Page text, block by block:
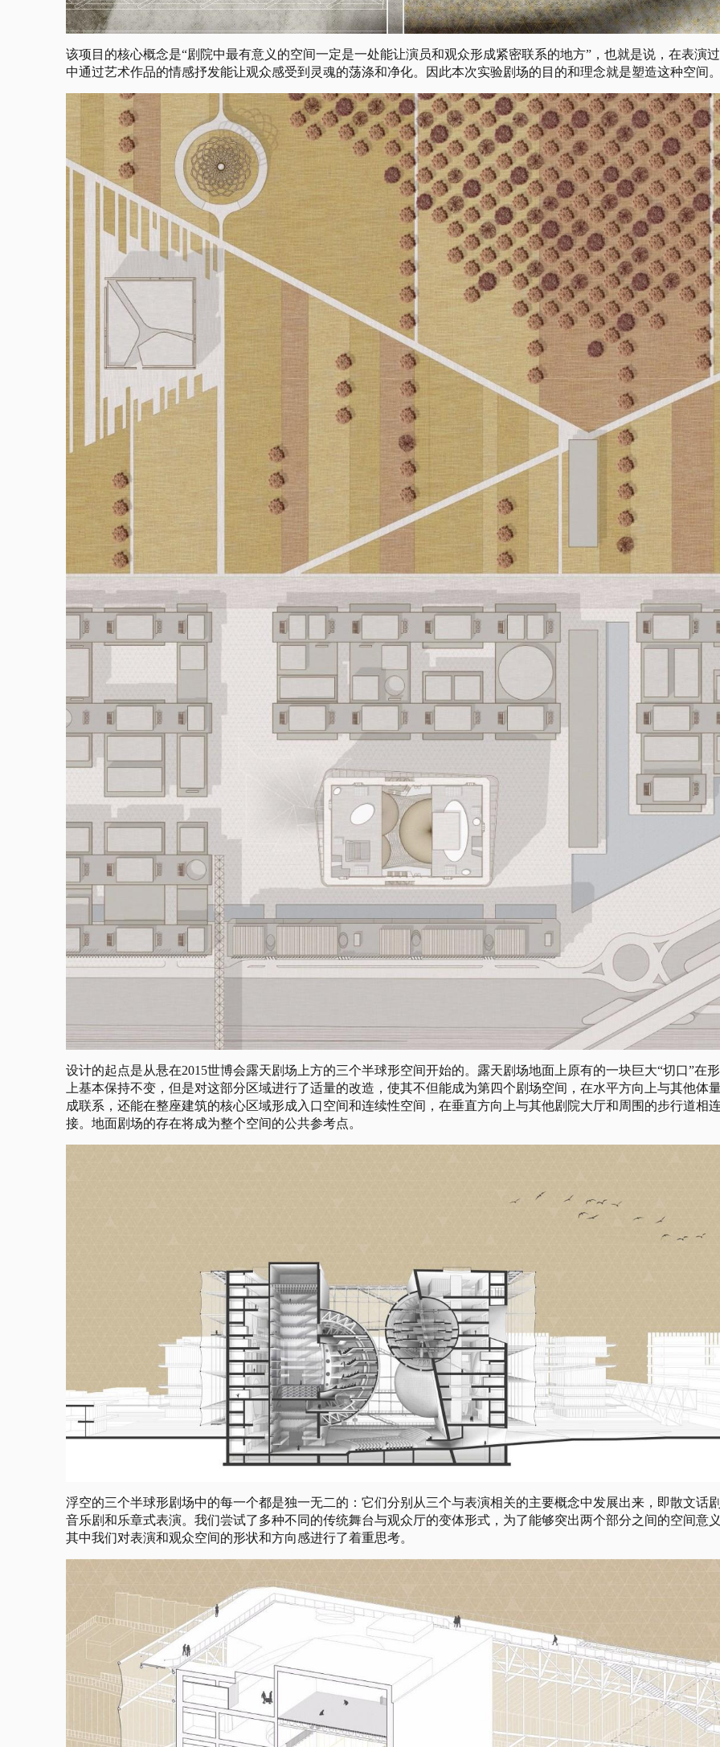
该项目的核心概念是“剧院中最有意义的空间一定是一处能让演员和观众形成紧密联系的地方”，也就是说，在表演
中通过艺术作品的情感抒发能让观众感受到灵魂的荡涤和净化。因此本次实验剧场的目的和理念就是塑造这种空间
设计的起点是从悬在2015世博会露天剧场上方的三个半球形空间开始的。露天剧场地面上原有的一块巨大“切口”在
上基本保持不变，但是对这部分区域进行了适量的改造，使其不但能成为第四个剧场空间，在水平方向上与其他体
成联系，还能在整座建筑的核心区域形成入口空间和连续性空间，在垂直方向上与其他剧院大厅和周围的步行道相
接。地面剧场的存在将成为整个空间的公共参考点。
浮空的三个半球形剧场中的每一个都是独一无二的：它们分别从三个与表演相关的主要概念中发展出来，即散文话
音乐剧和乐章式表演。我们尝试了多种不同的传统舞台与观众厅的变体形式，为了能够突出两个部分之间的空间意
其中我们对表演和观众空间的形状和方向感进行了着重思考。